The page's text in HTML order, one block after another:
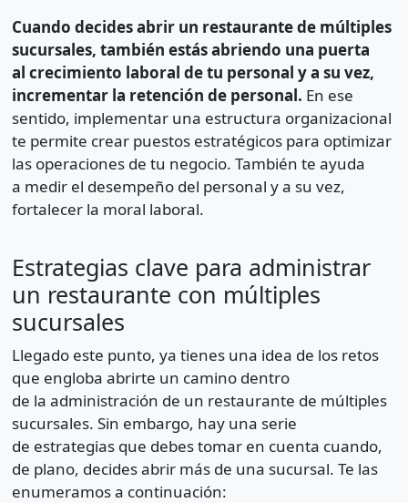
Cuando decides abrir un restaurante de múltiples
sucursales, también estás abriendo una puerta
al crecimiento laboral de tu personal y a su vez,
incrementar la retención de personal. En ese
sentido, implementar una estructura organizacional
te permite crear puestos estratégicos para optimizar
las operaciones de tu negocio. También te ayuda
a medir el desempeño del personal y a su vez,
fortalecer la moral laboral.
Estrategias clave para administrar
un restaurante con múltiples
sucursales
Llegado este punto, ya tienes una idea de los retos
que engloba abrirte un camino dentro
de la administración de un restaurante de múltiples
sucursales. Sin embargo, hay una serie
de estrategias que debes tomar en cuenta cuando,
de plano, decides abrir más de una sucursal. Te las
enumeramos a continuación: